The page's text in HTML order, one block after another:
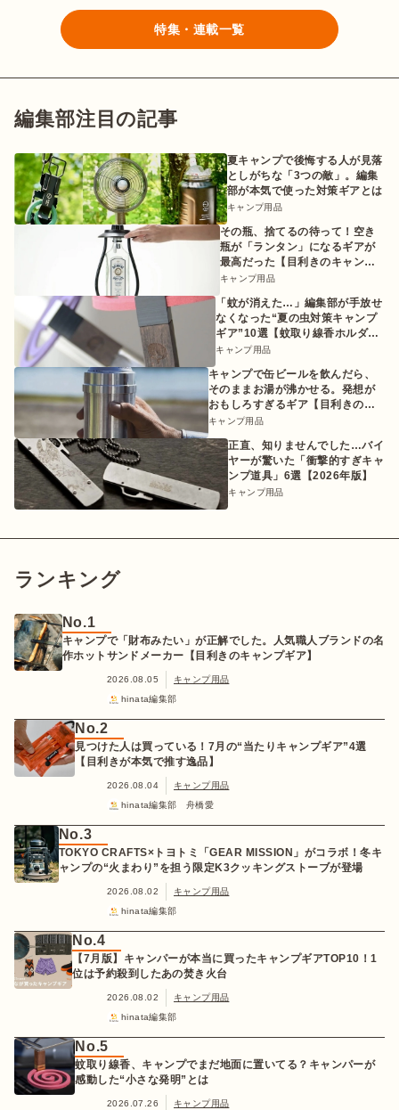
特集・連載一覧
編集部注目の記事
夏キャンプで後悔する人が見落
としがちな「3つの敵」。編集
部が本気で使った対策ギアとは
キャンプ用品
その瓶、捨てるの待って！空き
瓶が「ランタン」になるギアが
最高だった【目利きのキャンプ
ギア】
キャンプ用品
「蚊が消えた…」編集部が手放せ
なくなった“夏の虫対策キャンプ
ギア”10選【蚊取り線香ホルダー
etc.】
キャンプ用品
キャンプで缶ビールを飲んだら、
そのままお湯が沸かせる。発想が
おもしろすぎるギア【目利きのキ
ャンプギア】
キャンプ用品
正直、知りませんでした…バイ
ヤーが驚いた「衝撃的すぎキャ
ンプ道具」6選【2026年版】
キャンプ用品
ランキング
No.1
キャンプで「財布みたい」が正解でした。人気職人ブランドの名
作ホットサンドメーカー【目利きのキャンプギア】
2026.08.05
キャンプ用品
hinata編集部
No.2
見つけた人は買っている！7月の“当たりキャンプギア”4選
【目利きが本気で推す逸品】
2026.08.04
キャンプ用品
hinata編集部 舟橋愛
No.3
TOKYO CRAFTS×トヨトミ「GEAR MISSION」がコラボ！冬キ
ャンプの“火まわり”を担う限定K3クッキングストーブが登場
2026.08.02
キャンプ用品
hinata編集部
No.4
【7月版】キャンパーが本当に買ったキャンプギアTOP10！1
位は予約殺到したあの焚き火台
2026.08.02
キャンプ用品
hinata編集部
No.5
蚊取り線香、キャンプでまだ地面に置いてる？キャンパーが
感動した“小さな発明”とは
2026.07.26
キャンプ用品